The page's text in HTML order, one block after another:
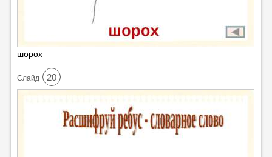
шорох
Cлайд 20